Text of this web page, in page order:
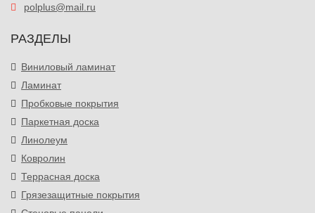
polplus@mail.ru
РАЗДЕЛЫ
Виниловый ламинат
Ламинат
Пробковые покрытия
Паркетная доска
Линолеум
Ковролин
Террасная доска
Грязезащитные покрытия